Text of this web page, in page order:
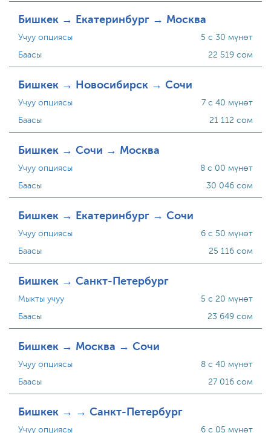
Бишкек → Екатеринбург → Москва
Учуу опциясы
Баасы
5 с 30 мүнөт
22 519 сом
Бишкек → Новосибирск → Сочи
Учуу опциясы
Баасы
7 с 40 мүнөт
21 112 сом
Бишкек → Сочи → Москва
Учуу опциясы
Баасы
8 с 00 мүнөт
30 046 сом
Бишкек → Екатеринбург → Сочи
Учуу опциясы
Баасы
6 с 50 мүнөт
25 116 сом
Бишкек → Санкт-Петербург
Мыкты учуу
Баасы
5 с 20 мүнөт
23 649 сом
Бишкек → Москва → Сочи
Учуу опциясы
Баасы
8 с 40 мүнөт
27 016 сом
Бишкек → → Санкт-Петербург
Учуу опциясы 6 с 05 мүнөт